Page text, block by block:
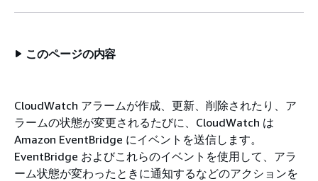
このページの内容
CloudWatch アラームが作成、更新、削除されたり、ア
ラームの状態が変更されるたびに、CloudWatch は
Amazon EventBridge にイベントを送信します。
EventBridge およびこれらのイベントを使用して、アラ
ーム状態が変わったときに通知するなどのアクションを